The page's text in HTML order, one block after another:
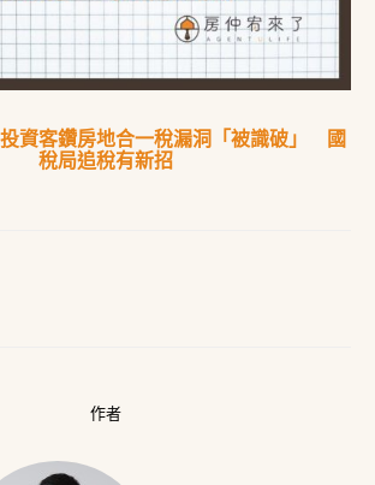
投資客鑽房地合一稅漏洞「被識破」 國
稅局追稅有新招
作者